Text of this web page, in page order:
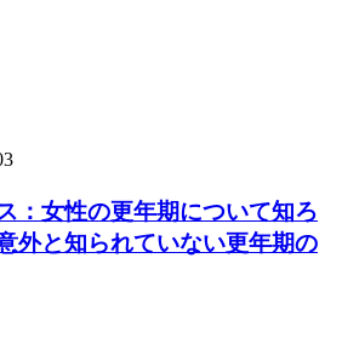
：女性の更年期について知ろ
外と知られていない更年期の